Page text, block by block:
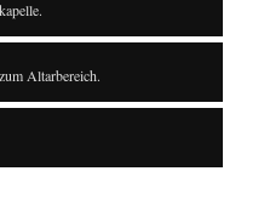
Altarbereich.